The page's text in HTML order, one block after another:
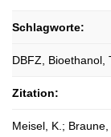
Schlagworte:
DBFZ, Bioethanol,
Zitation:
Meisel, K.;